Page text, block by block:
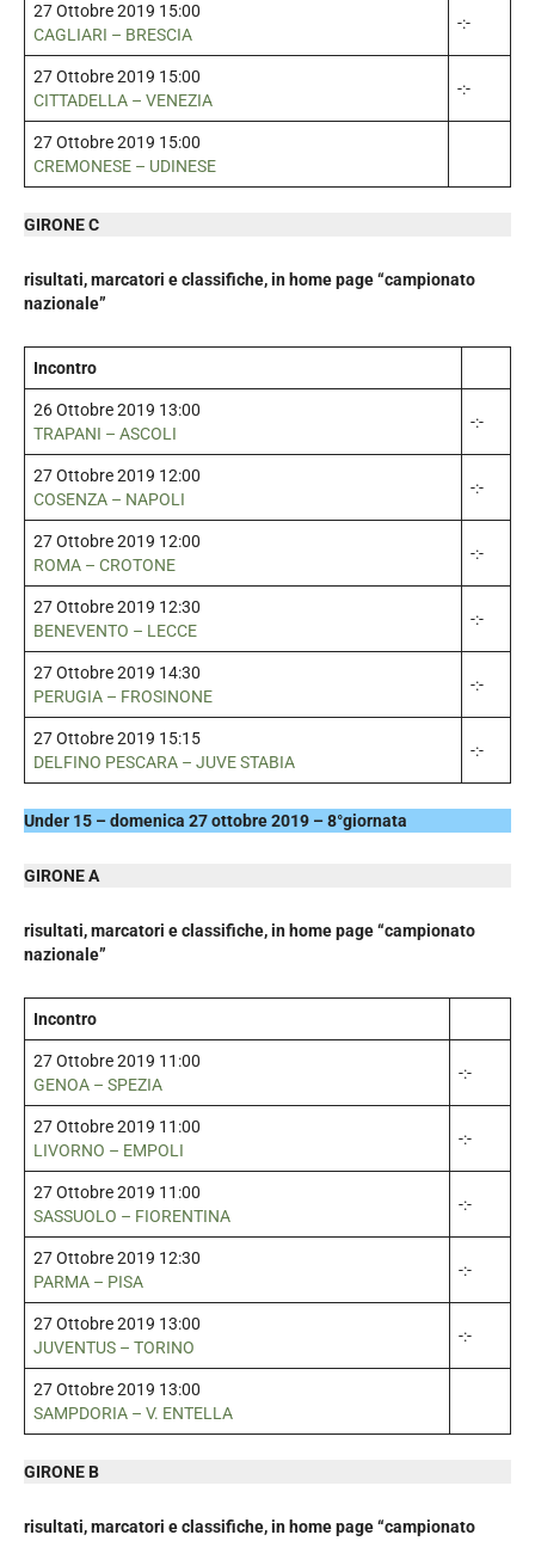
27 Ottobre 2019 15:00
CAGLIARI – BRESCIA
-:-
27 Ottobre 2019 15:00
CITTADELLA – VENEZIA
-:-
27 Ottobre 2019 15:00
CREMONESE – UDINESE
GIRONE C
risultati, marcatori e classifiche, in home page “campionato
nazionale”
Incontro
26 Ottobre 2019 13:00
TRAPANI – ASCOLI
-:-
27 Ottobre 2019 12:00
COSENZA – NAPOLI
-:-
27 Ottobre 2019 12:00
ROMA – CROTONE
-:-
27 Ottobre 2019 12:30
BENEVENTO – LECCE
-:-
27 Ottobre 2019 14:30
PERUGIA – FROSINONE
-:-
27 Ottobre 2019 15:15
DELFINO PESCARA – JUVE STABIA
-:-
Under 15 – domenica 27 ottobre 2019 – 8°giornata
GIRONE A
risultati, marcatori e classifiche, in home page “campionato
nazionale”
Incontro
27 Ottobre 2019 11:00
GENOA – SPEZIA
-:-
27 Ottobre 2019 11:00
LIVORNO – EMPOLI
-:-
27 Ottobre 2019 11:00
SASSUOLO – FIORENTINA
-:-
27 Ottobre 2019 12:30
PARMA – PISA
-:-
27 Ottobre 2019 13:00
JUVENTUS – TORINO
-:-
27 Ottobre 2019 13:00
SAMPDORIA – V. ENTELLA
GIRONE B
risultati, marcatori e classifiche, in home page “campionato